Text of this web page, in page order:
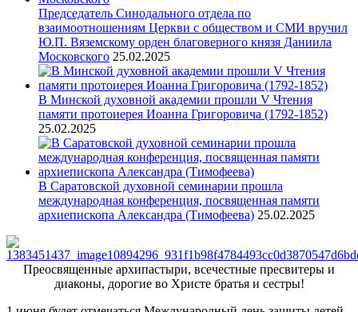
Председатель Синодального отдела по
взаимоотношениям Церкви с обществом и СМИ вручил
Ю.П. Вяземскому орден благоверного князя Даниила
Московского 25.02.2025
В Минской духовной академии прошли V Чтения
памяти протоиерея Иоанна Григоровича (1792-1852)
25.02.2025
В Саратовской духовной семинарии прошла
международная конференция, посвященная памяти
архиепископа Александра (Тимофеева) 25.02.2025
Преосвященные архипастыри, всечестные пресвитеры и
диаконы, дорогие во Христе братья и сестры!